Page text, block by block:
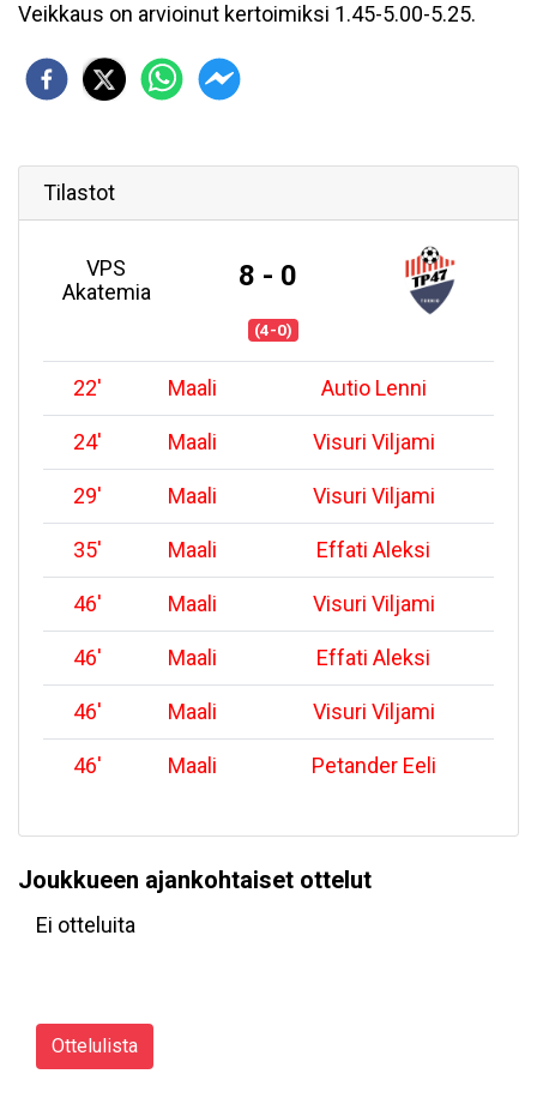
Veikkaus on arvioinut kertoimiksi 1.45-5.00-5.25.
Tilastot
VPS
Akatemia
8 - 0
(4-0)
22' Maali Autio Lenni
24' Maali Visuri Viljami
29' Maali Visuri Viljami
35' Maali Effati Aleksi
46' Maali Visuri Viljami
46' Maali Effati Aleksi
46' Maali Visuri Viljami
46' Maali Petander Eeli
Joukkueen ajankohtaiset ottelut
Ei otteluita
Ottelulista